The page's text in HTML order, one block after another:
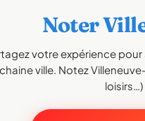
Noter
votre expérience
ville. Notez